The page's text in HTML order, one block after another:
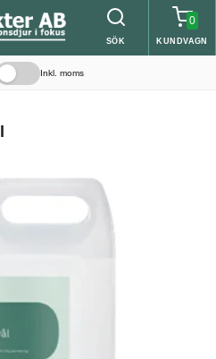
SÖK
0
KUNDVAGN
Inkl. moms